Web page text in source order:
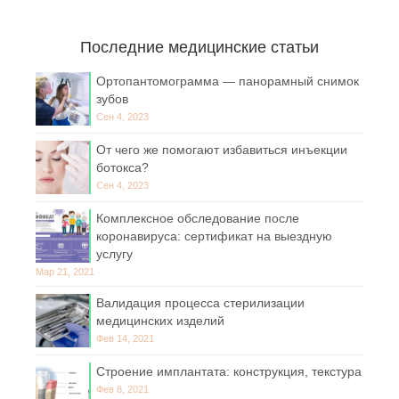
Последние медицинские статьи
Ортопантомограмма — панорамный снимок
зубов
Сен 4, 2023
От чего же помогают избавиться инъекции
ботокса?
Сен 4, 2023
Комплексное обследование после
коронавируса: сертификат на выездную
услугу
Мар 21, 2021
Валидация процесса стерилизации
медицинских изделий
Фев 14, 2021
Строение имплантата: конструкция, текстура
Фев 8, 2021